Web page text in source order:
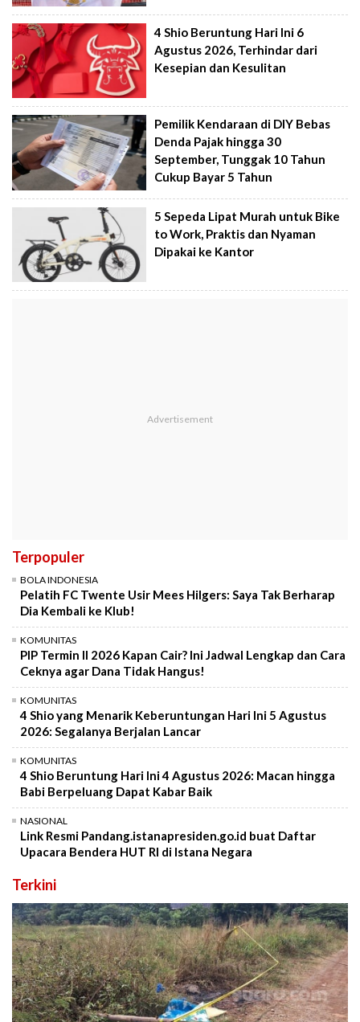
4 Shio Beruntung Hari Ini 6
Agustus 2026, Terhindar dari
Kesepian dan Kesulitan
Pemilik Kendaraan di DIY Bebas
Denda Pajak hingga 30
September, Tunggak 10 Tahun
Cukup Bayar 5 Tahun
5 Sepeda Lipat Murah untuk Bike
to Work, Praktis dan Nyaman
Dipakai ke Kantor
Terpopuler
BOLA INDONESIA
Pelatih FC Twente Usir Mees Hilgers: Saya Tak Berharap
Dia Kembali ke Klub!
KOMUNITAS
PIP Termin II 2026 Kapan Cair? Ini Jadwal Lengkap dan Cara
Ceknya agar Dana Tidak Hangus!
KOMUNITAS
4 Shio yang Menarik Keberuntungan Hari Ini 5 Agustus
2026: Segalanya Berjalan Lancar
KOMUNITAS
4 Shio Beruntung Hari Ini 4 Agustus 2026: Macan hingga
Babi Berpeluang Dapat Kabar Baik
NASIONAL
Link Resmi Pandang.istanapresiden.go.id buat Daftar
Upacara Bendera HUT RI di Istana Negara
Terkini